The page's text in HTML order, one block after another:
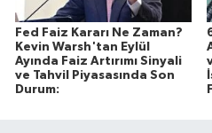
Fed Faiz Kararı Ne Zaman?
Kevin Warsh'tan Eylül
Ayında Faiz Artırımı Sinyali
ve Tahvil Piyasasında Son
Durum: